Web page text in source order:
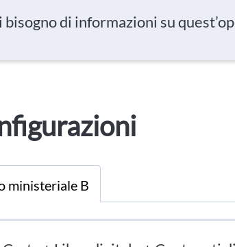
bisogno di informazioni su
ministeriale B